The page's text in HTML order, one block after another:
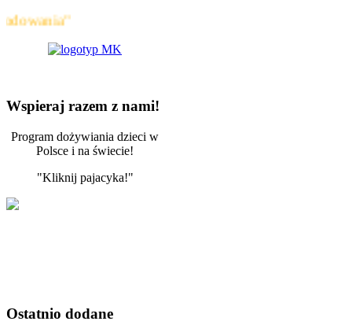
Wspieraj razem z nami!
Program dożywiania dzieci w
Polsce i na świecie!
"Kliknij pajacyka!"
Ostatnio dodane